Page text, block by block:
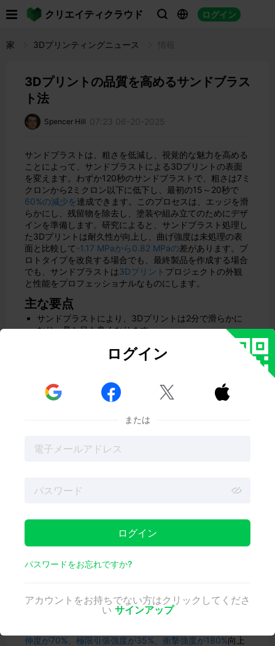
クリエイティクラウド   ログイン
家 3Dプリンティングニュース
3Dプリントの品質を高めるサンドブラス
ト法
Spencer Hill 07:23 06-20-2025
サンドブラストは、粗さを低減し、視覚的な魅力を高める
ことによって、サンドブラストによる3Dプリントの表面
を変えます。わずか120秒のサンドブラストで、粗さは7ミ
クロンから2ミクロン以下に低下し、最初の15～20秒で
60%の減少を達成できます。このプロセスは、エッジを滑
らかにし、残留物を除去し、塗装や組み立てのためにデザ
インを準備します。研究によると、サンドブラスト処理し
た3Dプリントは耐久性が向上し、曲げ強度は未処理の表
面と比較して-1.17 MPaから0.82 MPaの差があります。プ
ロトタイプを改良する場合でも、最終製品を作成する場合
でも、サンドブラストは3Dプリント プロジェクトの外観
と性能をプロフェッショナルなものにします。
主な要点
サンドブラストにより、3Dプリントは2分で滑らかに
なり、見た目も良くなります。
サンドブラストで表面を整えることで、塗料やコーテ
ィングの密着性が向上します。
ちらを選ぶかは、素材と目的によって異なります。
メインのプロジェクトが台無しにならないように、ま
3Dプリントにおけるサンドブラストの利
点
る最も効果的な方法の1つです。サンドブラスト工程は、
積層造形工程で残った層線や欠陥を除去します。その結
観と触感が向上します。適切な装置とメディアを使用する
ことで、プロジェクトのニーズに合わせて平滑化のレベル
を制御できます。例えば、ガラスビーズは、デリケートな
するのに理想的です。試作品であれ最終製品であれ、この
耐久性と強度の向上
美観だけでなく、サンドブラストは3Dプリント部品の構
伸度が70%、極限引張強度が35%、衝撃強度が180%向上
ログイン
  
または
ログイン
パスワードをお忘れですか?
アカウントをお持ちでない方はクリックしてくださ
い サインアップ